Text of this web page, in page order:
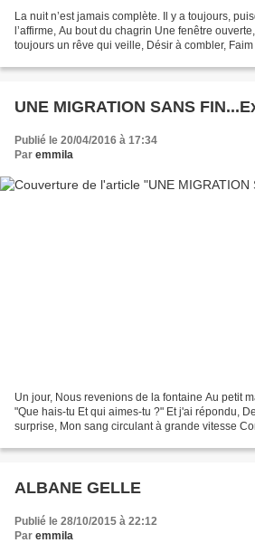
La nuit n’est jamais complète. Il y a toujours,
l’affirme, Au bout du chagrin Une fenêtre
toujours un rêve qui veille, Désir à combler,
UNE MIGRATION SANS
Publié le 20/04/2016 à 17:34
Par emmila
Un jour, Nous revenions de la fontaine Au petit
"Que hais-tu Et qui aimes-tu ?" Et j'ai répondu,
surprise, Mon sang circulant à grande vitesse
ALBANE GELLE
Publié le 28/10/2015 à 22:12
Par emmila